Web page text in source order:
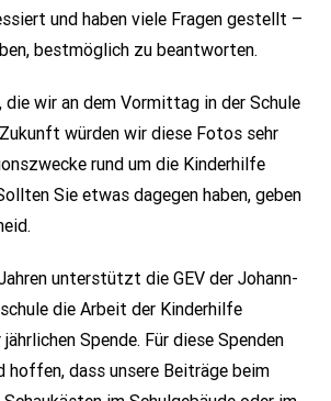
und haben viele Fragen gestellt –
bestmöglich zu beantworten.
die wir an dem Vormittag in der Schule
würden wir diese Fotos sehr
rund um die Kinderhilfe
Sie etwas dagegen haben, geben
unterstützt die GEV der Johann-
die Arbeit der Kinderhilfe
Spende. Für diese Spenden
hoffen, dass unsere Beiträge beim